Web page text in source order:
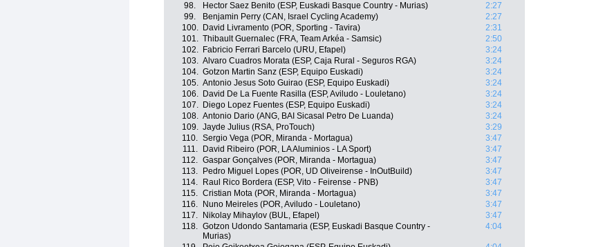
98.
Hector Saez Benito (ESP, Euskadi Basque Country - Murias)
2:27
99.
Benjamin Perry (CAN, Israel Cycling Academy)
2:27
100.
David Livramento (POR, Sporting - Tavira)
2:31
101. Thibault Guernalec (FRA, Team Arkéa - Samsic)
2:50
102.
Fabricio Ferrari Barcelo (URU, Efapel)
3:24
103. Alvaro Cuadros Morata (ESP, Caja Rural - Seguros RGA)
3:24
104. Gotzon Martin Sanz (ESP, Equipo Euskadi)
3:24
105. Antonio Jesus Soto Guirao (ESP, Equipo Euskadi)
3:24
106.
David De La Fuente Rasilla (ESP, Aviludo - Louletano)
3:24
107.
Diego Lopez Fuentes (ESP, Equipo Euskadi)
3:24
108. Antonio Dario (ANG, BAI Sicasal Petro De Luanda)
3:24
109. Jayde Julius (RSA, ProTouch)
3:29
110. Sergio Vega (POR, Miranda - Mortagua)
3:47
111.
David Ribeiro (POR, LA Aluminios - LA Sport)
3:47
112. Gaspar Gonçalves (POR, Miranda - Mortagua)
3:47
113.
Pedro Miguel Lopes (POR, UD Oliveirense - InOutBuild)
3:47
114.
Raul Rico Bordera (ESP, Vito - Feirense - PNB)
3:47
115. Cristian Mota (POR, Miranda - Mortagua)
3:47
116.
Nuno Meireles (POR, Aviludo - Louletano)
3:47
117.
Nikolay Mihaylov (BUL, Efapel)
3:47
118. Gotzon Udondo Santamaria (ESP, Euskadi Basque Country -
Murias)
4:04